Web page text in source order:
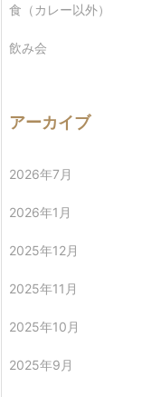
食（カレー以外）
飲み会
アーカイブ
2026年7月
2026年1月
2025年12月
2025年11月
2025年10月
2025年9月